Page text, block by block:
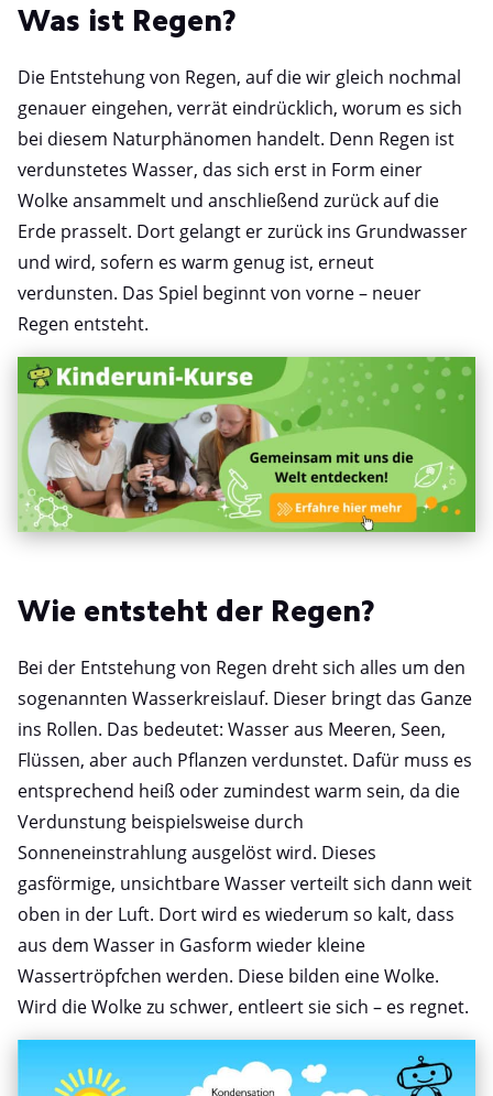
Was ist Regen?
Die Entstehung von Regen, auf die wir gleich nochmal
genauer eingehen, verrät eindrücklich, worum es sich
bei diesem Naturphänomen handelt. Denn Regen ist
verdunstetes Wasser, das sich erst in Form einer
Wolke ansammelt und anschließend zurück auf die
Erde prasselt. Dort gelangt er zurück ins Grundwasser
und wird, sofern es warm genug ist, erneut
verdunsten. Das Spiel beginnt von vorne – neuer
Regen entsteht.
Wie entsteht der Regen?
Bei der Entstehung von Regen dreht sich alles um den
sogenannten Wasserkreislauf. Dieser bringt das Ganze
ins Rollen. Das bedeutet: Wasser aus Meeren, Seen,
Flüssen, aber auch Pflanzen verdunstet. Dafür muss es
entsprechend heiß oder zumindest warm sein, da die
Verdunstung beispielsweise durch
Sonneneinstrahlung ausgelöst wird. Dieses
gasförmige, unsichtbare Wasser verteilt sich dann weit
oben in der Luft. Dort wird es wiederum so kalt, dass
aus dem Wasser in Gasform wieder kleine
Wassertröpfchen werden. Diese bilden eine Wolke.
Wird die Wolke zu schwer, entleert sie sich – es regnet.